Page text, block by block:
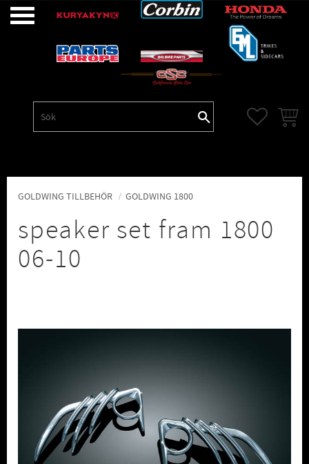
GOLDWING TILLBEHÖR GOLDWING 1800
speaker set fram 1800
06-10